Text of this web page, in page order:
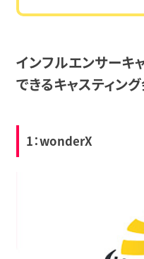
インフルエンサーキ
できるキャスティン
1：wonderX